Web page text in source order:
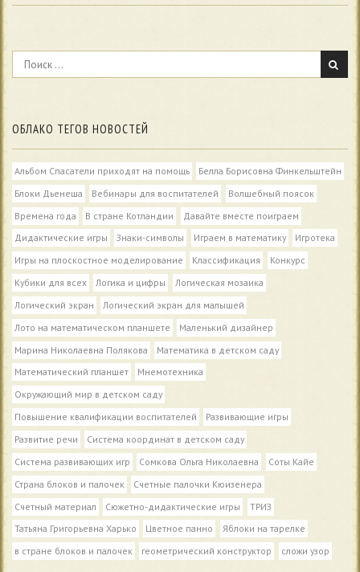
ОБЛАКО ТЕГОВ НОВОСТЕЙ
Альбом Спасатели приходят на помощь
Белла Борисовна Финкельштейн
Блоки Дьенеша
Вебинары для воспитателей
Волшебный поясок
Времена года
В стране Котландии
Давайте вместе поиграем
Дидактические игры
Знаки-символы Играем в математику
Игротека
Игры на плоскостное моделирование
Классификация
Конкурс
Кубики для всех
Логика и цифры
Логическая мозаика
Логический экран
Логический экран для малышей
Лото на математическом планшете
Маленький дизайнер
Марина Николаевна Полякова
Математика в детском саду
Математический планшет
Мнемотехника
Окружающий мир в детском саду
Повышение квалификации воспитателей
Развивающие игры
Развитие речи
Система координат в детском саду
Система развивающих игр
Сомкова Ольга Николаевна
Соты Кайе
Страна блоков и палочек
Счетные палочки Кюизенера
Счетный материал
Сюжетно-дидактические игры
ТРИЗ
Татьяна Григорьевна Харько
Цветное панно
Яблоки на тарелке
в стране блоков и палочек
геометрический конструктор сложи узор